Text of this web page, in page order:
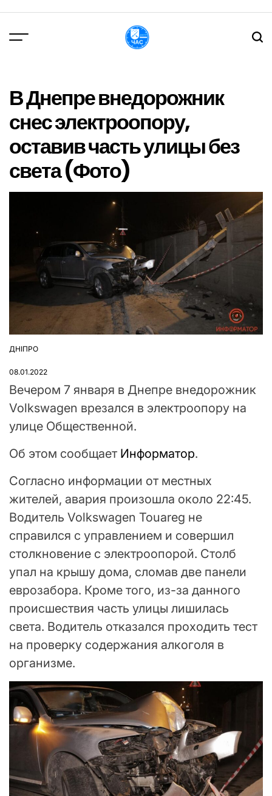
вмісту
В Днепре внедорожник
снес электроопору,
оставив часть улицы без
света (Фото)
ОПУБЛІКУВАТИ
ДНІПРО
08.01.2022
Вечером 7 января в Днепре внедорожник
Volkswagen врезался в электроопору на
улице Общественной.
Об этом сообщает Информатор.
Согласно информации от местных
жителей, авария произошла около 22:45.
Водитель Volkswagen Touareg не
справился с управлением и совершил
столкновение с электроопорой. Столб
упал на крышу дома, сломав две панели
еврозабора. Кроме того, из-за данного
происшествия часть улицы лишилась
света. Водитель отказался проходить тест
на проверку содержания алкоголя в
организме.